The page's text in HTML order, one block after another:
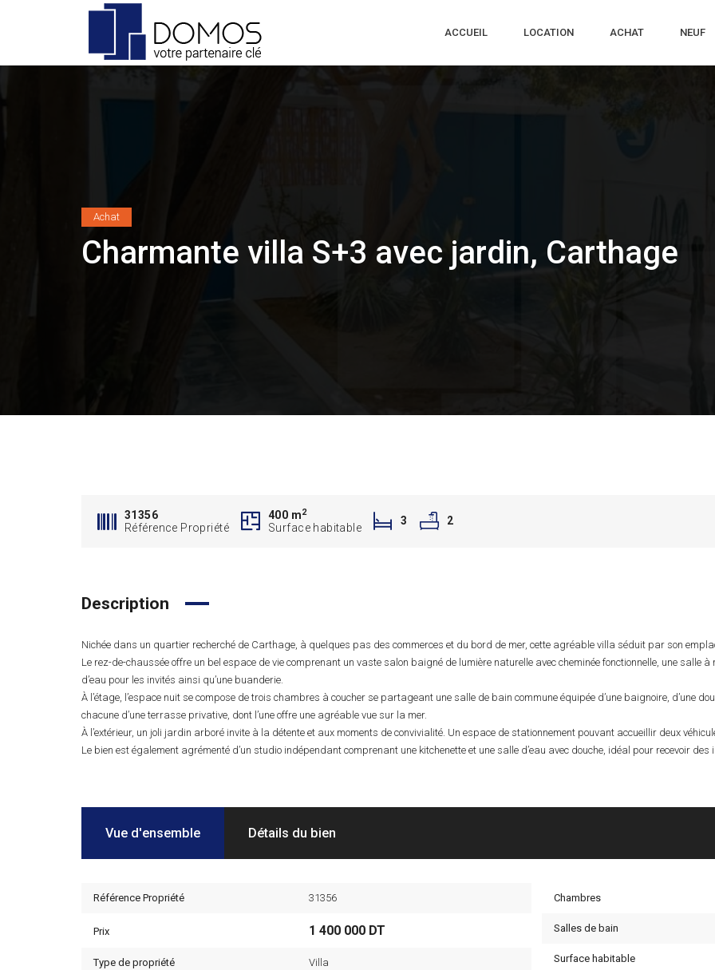
ACCUEIL LOCATION ACHAT NEUF
Achat
Charmante villa S+3 avec jardin, Carthage
31356
Référence Propriété
400 m2
Surface habitable
3 2
Description
Nichée dans un quartier recherché de Carthage, à quelques pas des commerces et du bord de mer, cette agréable villa séduit par son
Le rez-de-chaussée offre un bel espace de vie comprenant un vaste salon baigné de lumière naturelle avec cheminée fonctionnelle, une salle
d’eau pour les invités ainsi qu’une buanderie.
À l’étage, l’espace nuit se compose de trois chambres à coucher se partageant une salle de bain commune équipée d’une baignoire, d’une
chacune d’une terrasse privative, dont l’une offre une agréable vue sur la mer.
À l’extérieur, un joli jardin arboré invite à la détente et aux moments de convivialité. Un espace de stationnement pouvant accueillir deux
Le bien est également agrémenté d’un studio indépendant comprenant une kitchenette et une salle d’eau avec douche, idéal pour recevoir
Vue d'ensemble Détails du bien
Référence Propriété 31356
Prix 1 400 000 DT
Type de propriété Villa
Chambres
Salles de bain
Surface habitable